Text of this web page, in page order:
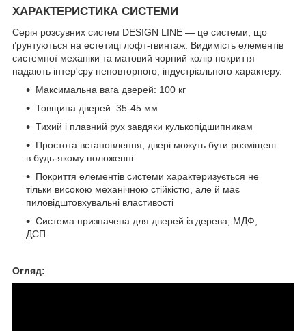
ХАРАКТЕРИСТИКА СИСТЕМИ
Серія розсувних систем DESIGN LINE — це системи, що
ґрунтуються на естетиці лофт-гвинтаж. Видимість елементів
системної механіки та матовий чорний колір покриття
надають інтер'єру неповторного, індустріального характеру.
Максимальна вага дверей: 100 кг
Товщина дверей: 35-45 мм
Тихий і плавний рух завдяки кулькопідшипникам
Простота встановлення, двері можуть бути розміщені
в будь-якому положенні
Покриття елементів системи характеризується не
тільки високою механічною стійкістю, але й має
пиловідштовхувальні властивості
Система призначена для дверей із дерева, МДФ,
ДСП.
Огляд: